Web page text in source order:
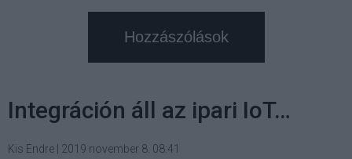
Hozzászólások
Integráción áll az ipari IoT…
Kis Endre 2019 november 8. 08:41